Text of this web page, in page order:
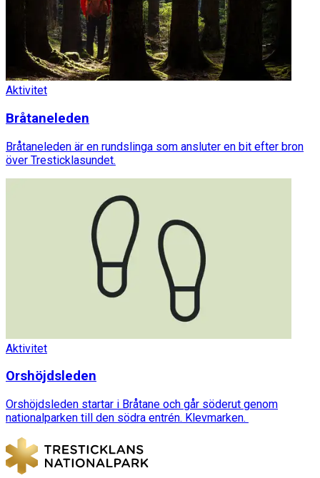
Aktivitet
Bråtaneleden
Bråtaneleden är en rundslinga som ansluter en bit efter bron
över Tresticklasundet.
Aktivitet
Orshöjdsleden
Orshöjdsleden startar i Bråtane och går söderut genom
nationalparken till den södra entrén. Klevmarken.